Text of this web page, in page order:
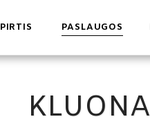
PIRTIS PASLAUGOS